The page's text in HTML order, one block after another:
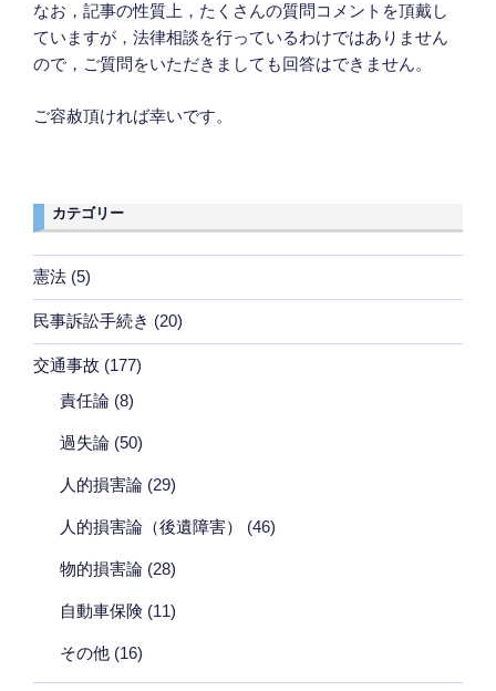
なお，記事の性質上，たくさんの質問コメントを頂戴し
ていますが，法律相談を行っているわけではありません
ので，ご質問をいただきましても回答はできません。
ご容赦頂ければ幸いです。
カテゴリー
憲法 (5)
民事訴訟手続き (20)
交通事故 (177)
責任論 (8)
過失論 (50)
人的損害論 (29)
人的損害論（後遺障害） (46)
物的損害論 (28)
自動車保険 (11)
その他 (16)